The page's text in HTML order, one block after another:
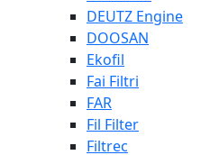
DEUTZ Engine
DOOSAN
Ekofil
Fai Filtri
FAR
Fil Filter
Filtrec